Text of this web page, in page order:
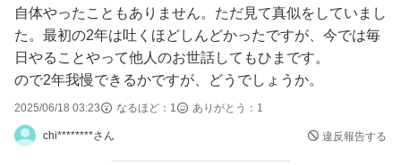
ん。
試用期間終了まで粘りたい気持ちもありますが、早いうち
に辞めると申し出たほうが会社にも迷惑がかからないので
はないかなど色々と考えてしまいます。
試用期間終了まで働いてみるか、すぐに辞めると伝える
か、皆さんならどうしますか？
意見や経験談などお聞かせください。
自体やったこともありません。ただ見て真似をしていまし
た。最初の2年は吐くほどしんどかったですが、今では毎
日やることやって他人のお世話してもひまです。
ので2年我慢できるかですが、どうでしょうか。
2025/06/18 03:23 なるほど： 1 ありがとう： 1
chi********さん 違反報告する